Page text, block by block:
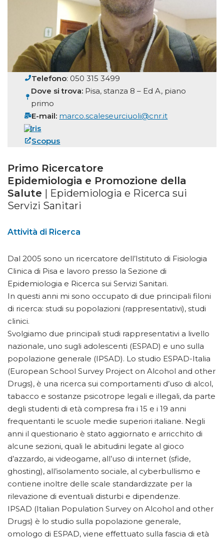
Telefono: 050 315 3499
Dove si trova: Pisa, stanza 8 – Ed A, piano
primo
E-mail: marco.scaleseurciuoli@cnr.it
Iris
Scopus
Primo Ricercatore
Epidemiologia e Promozione della
Salute | Epidemiologia e Ricerca sui
Servizi Sanitari
Attività di Ricerca
Dal 2005 sono un ricercatore dell’Istituto di Fisiologia
Clinica di Pisa e lavoro presso la Sezione di
Epidemiologia e Ricerca sui Servizi Sanitari.
In questi anni mi sono occupato di due principali filoni
di ricerca: studi su popolazioni (rappresentativi), studi
clinici.
Svolgiamo due principali studi rappresentativi a livello
nazionale, uno sugli adolescenti (ESPAD) e uno sulla
popolazione generale (IPSAD). Lo studio ESPAD-Italia
(European School Survey Project on Alcohol and other
Drugs), è una ricerca sui comportamenti d’uso di alcol,
tabacco e sostanze psicotrope legali e illegali, da parte
degli studenti di età compresa fra i 15 e i 19 anni
frequentanti le scuole medie superiori italiane. Negli
anni il questionario è stato aggiornato e arricchito di
alcune sezioni, quali le abitudini legate al gioco
d’azzardo, ai videogame, all’uso di internet (sfide,
ghosting), all’isolamento sociale, al cyberbullismo e
contiene inoltre delle scale standardizzate per la
rilevazione di eventuali disturbi e dipendenze.
IPSAD (Italian Population Survey on Alcohol and other
Drugs) è lo studio sulla popolazione generale,
omologo di ESPAD, viene effettuato sulla fascia di età